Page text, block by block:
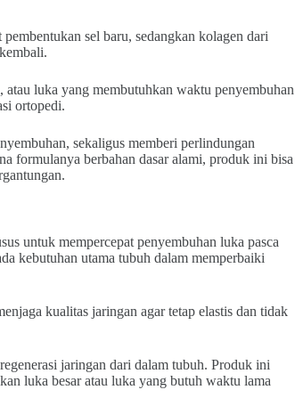
sel baru, sedangkan kolagen dari
luka yang membutuhkan waktu penyembuhan
ortopedi.
sekaligus memberi perlindungan
formulanya berbahan dasar alami, produk ini bisa
untuk mempercepat penyembuhan luka pasca
kebutuhan utama tubuh dalam memperbaiki
kualitas jaringan agar tetap elastis dan tidak
jaringan dari dalam tubuh. Produk ini
luka besar atau luka yang butuh waktu lama